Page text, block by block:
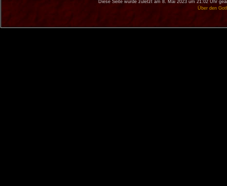
Diese Seite wurde zuletzt am 8. Mai 2023 um 21:02 Uhr
Über den